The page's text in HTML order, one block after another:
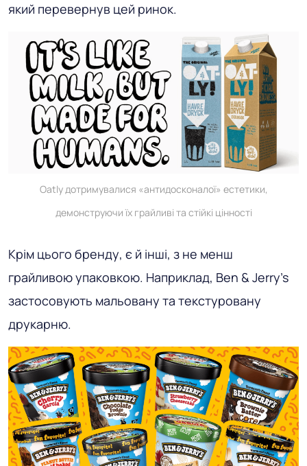
який перевернув цей ринок.
Oatly дотримувалися «антидосконалої» естетики,
демонструючи їх грайливі та стійкі цінності
Крім цього бренду, є й інші, з не менш
грайливою упаковкою. Наприклад, Ben & Jerry's
застосовують мальовану та текстуровану
друкарню.